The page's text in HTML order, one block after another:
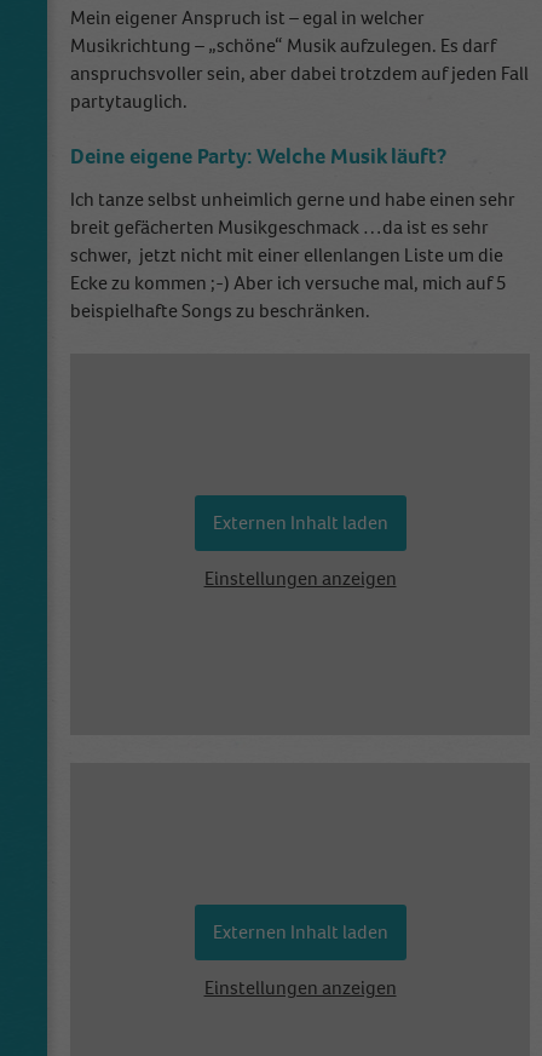
Mein eigener Anspruch ist – egal in welcher
Musikrichtung – „schöne“ Musik aufzulegen. Es darf
anspruchsvoller sein, aber dabei trotzdem auf jeden Fall
partytauglich.
Deine eigene Party: Welche Musik läuft?
Ich tanze selbst unheimlich gerne und habe einen sehr
breit gefächerten Musikgeschmack …da ist es sehr
schwer, jetzt nicht mit einer ellenlangen Liste um die
Ecke zu kommen ;-) Aber ich versuche mal, mich auf 5
beispielhafte Songs zu beschränken.
Externen Inhalt laden
Einstellungen anzeigen
Externen Inhalt laden
Einstellungen anzeigen